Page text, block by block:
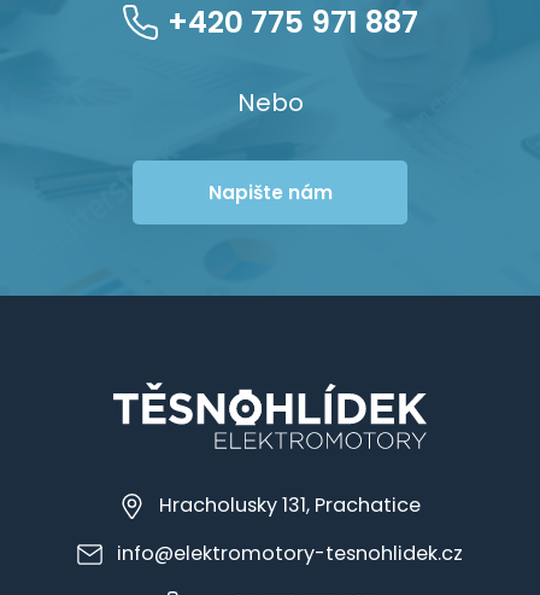
+420 775 971 887
Nebo
Napište nám
Hracholusky 131, Prachatice
info@elektromotory-tesnohlidek.cz